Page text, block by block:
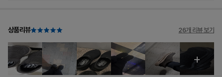
상품리뷰 26개 리뷰 보기